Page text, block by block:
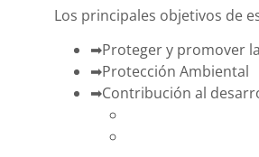
Los principales objetivos de
➡Proteger y promover
➡Protección Ambiental
➡Contribución al